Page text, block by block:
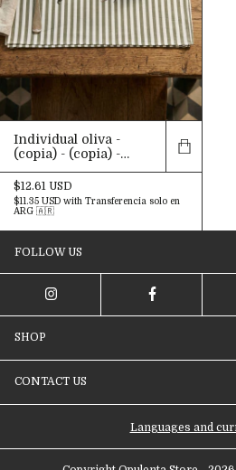
Individual oliva -
(copia) - (copia) -
(copia)
$12.61 USD
$11.35 USD with Transferencia solo en
ARG 🇦🇷
FOLLOW US
SHOP
CONTACT US
Languages and